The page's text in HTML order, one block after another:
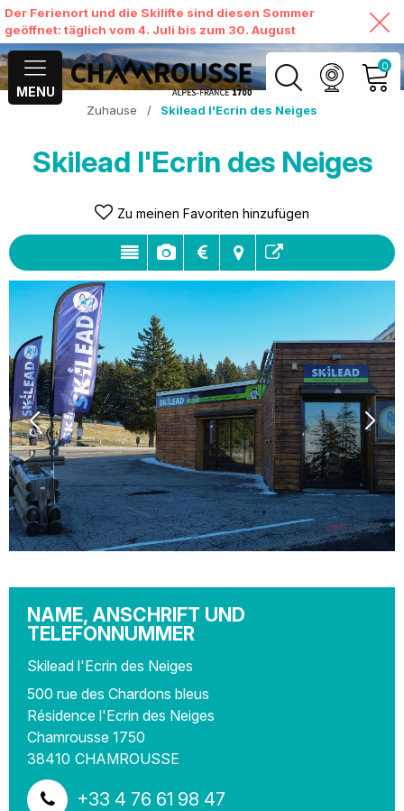
Der Ferienort und die Skilifte sind diesen Sommer
geöffnet: täglich vom 4. Juli bis zum 30. August
MENU
0
MEIN KONTO
MEINEN WARENKORB
Zuhause / Skilead l'Ecrin des Neiges
Skilead l'Ecrin des Neiges
Zu meinen Favoriten hinzufügen
NAME, ANSCHRIFT UND
TELEFONNUMMER
Skilead l'Ecrin des Neiges
500 rue des Chardons bleus
Résidence l'Ecrin des Neiges
Chamrousse 1750
38410 CHAMROUSSE
+33 4 76 61 98 47